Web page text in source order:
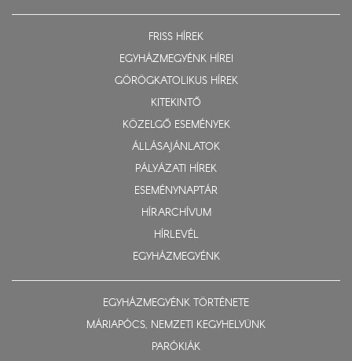
FRISS HÍREK
EGYHÁZMEGYÉNK HÍREI
GÖRÖGKATOLIKUS HÍREK
KITEKINTŐ
KÖZELGŐ ESEMÉNYEK
ÁLLÁSAJÁNLATOK
PÁLYÁZATI HÍREK
ESEMÉNYNAPTÁR
HÍRARCHÍVUM
HÍRLEVÉL
EGYHÁZMEGYÉNK
EGYHÁZMEGYÉNK TÖRTÉNETE
MÁRIAPÓCS, NEMZETI KEGYHELYÜNK
PARÓKIÁK